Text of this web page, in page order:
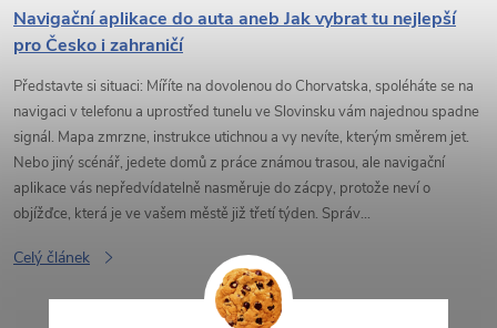
Navigační aplikace do auta aneb Jak vybrat tu nejlepší
pro Česko i zahraničí
Představte si situaci: Míříte na dovolenou do Chorvatska, spoléháte se na
navigaci v telefonu a uprostřed tunelu ve Slovinsku vám najednou spadne
signál. Mapa zmrzne, instrukce utichnou a vy nevíte, kterým směrem jet.
Nebo jiný scénář, jedete domů z práce známou trasou, ale navigační
aplikace vás nepředvídatelně nasměruje do zácpy, protože neví o
objížďce, která je ve vašem městě již třetí týden. Správ...
Celý článek